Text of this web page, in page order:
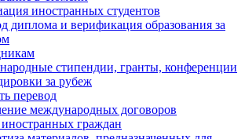
иностранных студентов
диплома и верификация образования за
стипендии, гранты, конференции
за рубеж
перевод
международных договоров
граждан